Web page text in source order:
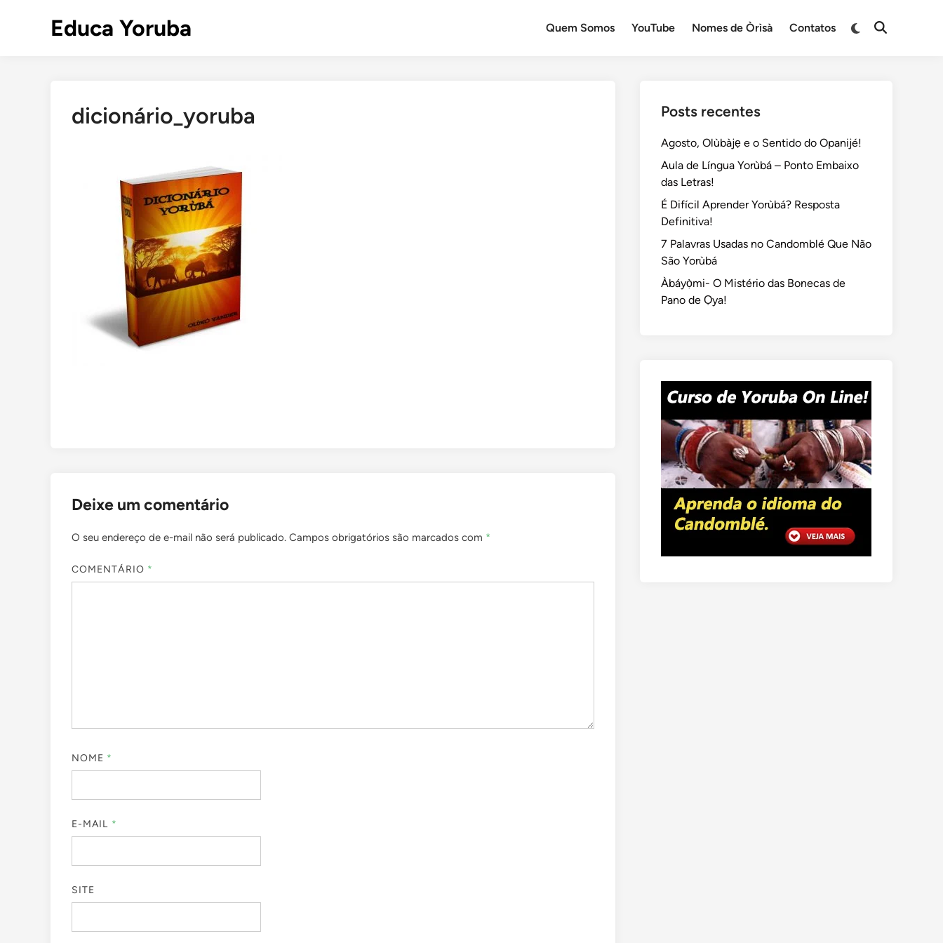
Educa Yoruba Quem Somos YouTube Nomes de Òrìsà Contatos
Switch
Open
dicionário_yoruba
Deixe um comentário
O seu endereço de e-mail não será publicado. Campos obrigatórios são marcados com *
COMENTÁRIO *
NOME *
E-MAIL *
SITE
Posts recentes
Agosto, Olùbàjẹ e o Sentido do Opanijé!
Aula de Língua Yorùbá – Ponto Embaixo
das Letras!
É Difícil Aprender Yorùbá? Resposta
Definitiva!
7 Palavras Usadas no Candomblé Que Não
São Yorùbá
Àbáyọ̀mi- O Mistério das Bonecas de
Pano de Ọya!